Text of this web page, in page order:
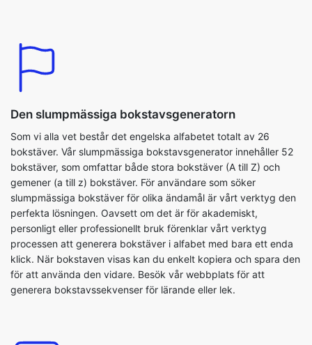
Den slumpmässiga bokstavsgeneratorn
Som vi alla vet består det engelska alfabetet totalt av 26
bokstäver. Vår slumpmässiga bokstavsgenerator innehåller 52
bokstäver, som omfattar både stora bokstäver (A till Z) och
gemener (a till z) bokstäver. För användare som söker
slumpmässiga bokstäver för olika ändamål är vårt verktyg den
perfekta lösningen. Oavsett om det är för akademiskt,
personligt eller professionellt bruk förenklar vårt verktyg
processen att generera bokstäver i alfabet med bara ett enda
klick. När bokstaven visas kan du enkelt kopiera och spara den
för att använda den vidare. Besök vår webbplats för att
generera bokstavssekvenser för lärande eller lek.